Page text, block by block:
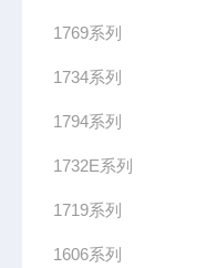
1769系列
1734系列
1794系列
1732E系列
1719系列
1606系列